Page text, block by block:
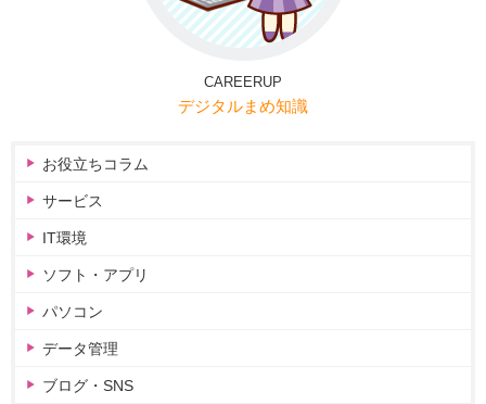
CAREERUP
デジタルまめ知識
お役立ちコラム
サービス
IT環境
ソフト・アプリ
パソコン
データ管理
ブログ・SNS